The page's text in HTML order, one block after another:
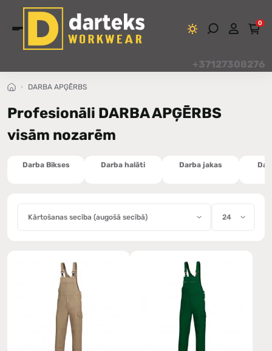
0
+37127308276
DARBA APĢĒRBS
Profesionāli DARBA APĢĒRBS
visām nozarēm
Darba Bikses Darba halāti Darba jakas